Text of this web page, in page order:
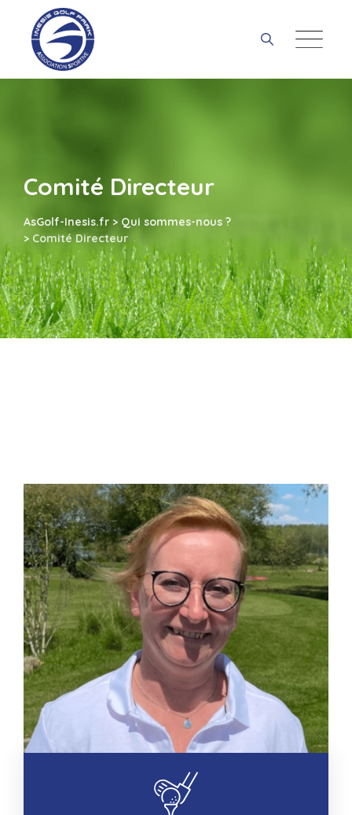
content
Comité Directeur
AsGolf-Inesis.fr > Qui sommes-nous ?
> Comité Directeur